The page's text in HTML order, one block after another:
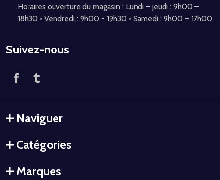
Horaires ouverture du magasin : Lundi – jeudi : 9h00 –
18h30 • Vendredi : 9h00 - 19h30 • Samedi : 9h00 – 17h00
Suivez-nous
Naviguer
Catégories
Marques